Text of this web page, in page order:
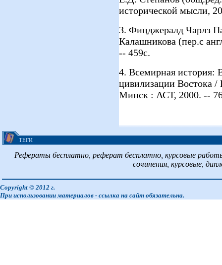
исторической мысли,
3. Фицджералд Чарлз
Калашникова (пер.с
-- 459с.
4. Всемирная история:
цивилизации Востока
Минск : АСТ, 2000. --
ТЕГИ
Рефераты бесплатно, реферат бесплатно, курсовые
сочинения, курсовые,
Copyright © 2012 г.
При использовании материалов - ссылка на сайт обязательна.